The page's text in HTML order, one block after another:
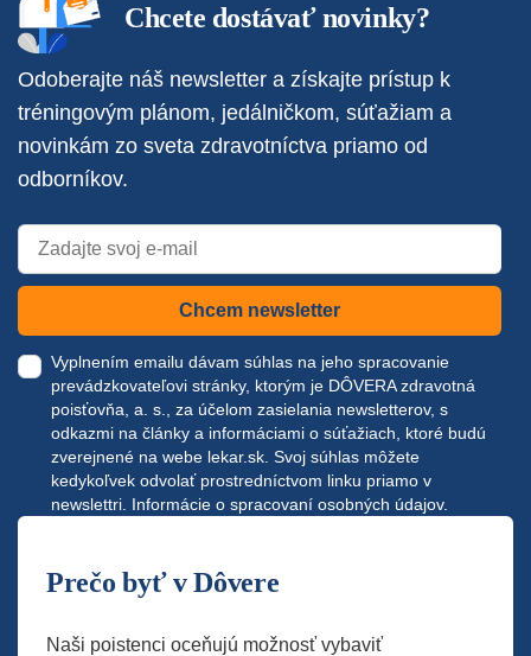
Chcete dostávať novinky?
Odoberajte náš newsletter a získajte prístup k
tréningovým plánom, jedálničkom, súťažiam a
novinkám zo sveta zdravotníctva priamo od
odborníkov.
Chcem newsletter
Vyplnením emailu dávam súhlas na jeho spracovanie
prevádzkovateľovi stránky, ktorým je DÔVERA zdravotná
poisťovňa, a. s., za účelom zasielania newsletterov, s
odkazmi na články a informáciami o súťažiach, ktoré budú
zverejnené na webe lekar.sk . Svoj súhlas môžete
kedykoľvek odvolať prostredníctvom linku priamo v
newslettri. Informácie o spracovaní osobných údajov.
Prečo byť v Dôvere
Naši poistenci oceňujú možnosť vybaviť